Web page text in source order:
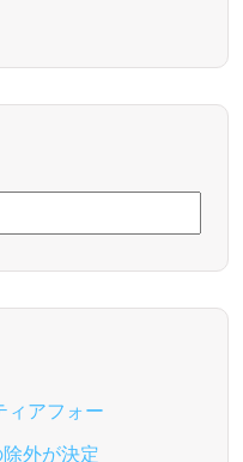
ィアフォー
外が決定